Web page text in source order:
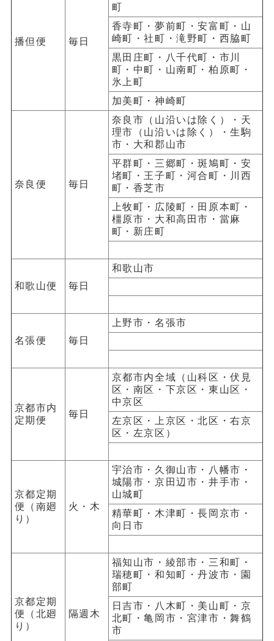
播但便 毎日
町
香寺町・夢前町・安富町・山
崎町・社町・滝野町・西脇町
黒田庄町・八千代町・市川
町・中町・山南町・柏原町・
氷上町
加美町・神崎町
奈良便 毎日
奈良市（山沿いは除く）・天
理市（山沿いは除く）・生駒
市・大和郡山市
平群町・三郷町・斑鳩町・安
堵町・王子町・河合町・川西
町・香芝市
上牧町・広陵町・田原本町・
橿原市・大和高田市・當麻
町・新庄町
和歌山便 毎日
和歌山市
名張便 毎日
上野市・名張市
京都市内
定期便
毎日
京都市内全域（山科区・伏見
区・南区・下京区・東山区・
中京区
左京区・上京区・北区・右京
区・左京区）
京都定期
便（南廻
り）
火・木
宇治市・久御山市・八幡市・
城陽市・京田辺市・井手市・
山城町
精華町・木津町・長岡京市・
向日市
京都定期
便（北廻
り）
隔週木
福知山市・綾部市・三和町・
瑞穂町・和知町・丹波市・園
部町
日吉市・八木町・美山町・京
北町・亀岡市・宮津市・舞鶴
市